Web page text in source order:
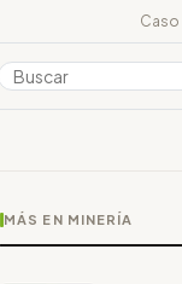
Caso
Colombia
MÁS EN MINERÍA